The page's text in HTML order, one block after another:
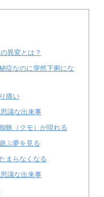
異変とは？
症なのに突然下痢にな
痛い
議な出来事
蛛（クモ）が現れる
ぶ夢を見る
まらなくなる
議な出来事